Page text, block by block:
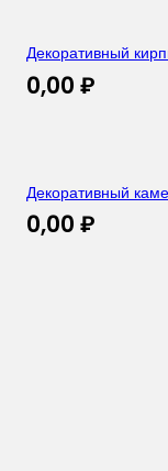
Декоративный
0,00 ₽
Декоративный
0,00 ₽